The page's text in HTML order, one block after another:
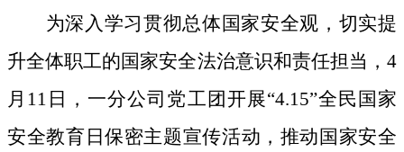
为深入学习贯彻总体国家安全观，切实提
升全体职工的国家安全法治意识和责任担当， 4
月11日，一分公司党工团开展“4.15”全民国家
安全教育日保密主题宣传活动，推动国家安全